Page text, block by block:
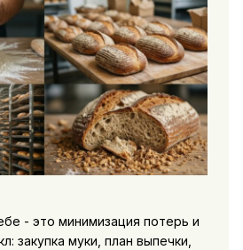
- это минимизация потерь и
закупка муки, план выпечки,